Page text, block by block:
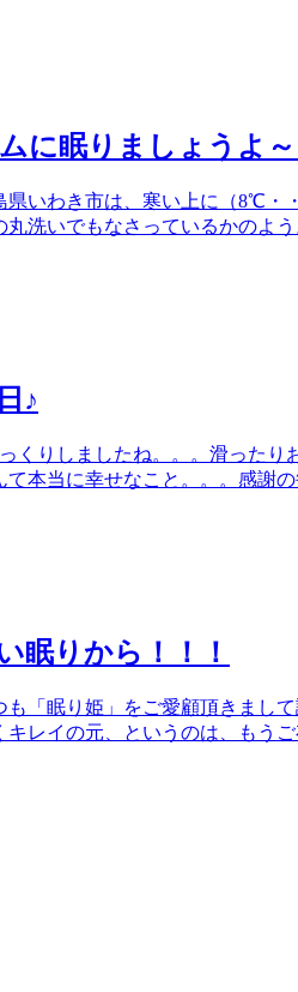
に眠りましょうよ～
いわき市は、寒い上に（8℃・
丸洗いでもなさっているかのよ
♪
くりしましたね。。。滑った
本当に幸せなこと。。。感謝
眠りから！！！
「眠り姫」をご愛顧頂きまし
レイの元、というのは、もう